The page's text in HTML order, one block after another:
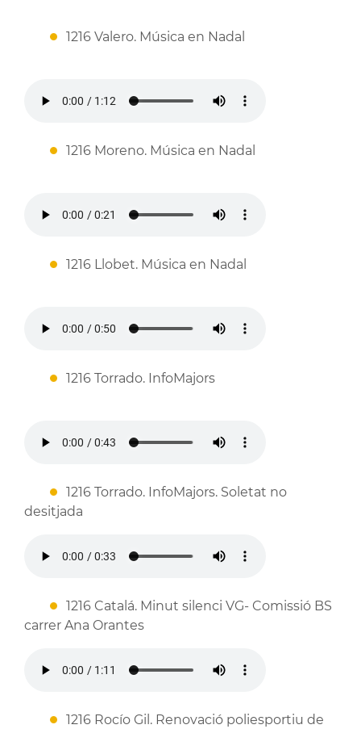
1216 Valero. Música en Nadal
1216 Moreno. Música en Nadal
1216 Llobet. Música en Nadal
1216 Torrado. InfoMajors
1216 Torrado. InfoMajors. Soletat no
desitjada
1216 Catalá. Minut silenci VG- Comissió BS
carrer Ana Orantes
1216 Rocío Gil. Renovació poliesportiu de